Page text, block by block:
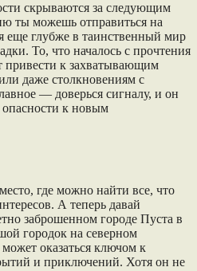
скрываются за следующим
ты можешь отправиться на
еще глубже в таинственный мир
То, что началось с прочтения
привести к захватывающим
даже столкновениям с
— доверься сигналу, и он
опасности к новым
где можно найти все, что
А теперь давай
заброшенном городе Пуста в
городок на северном
оказаться ключом к
и приключений. Хотя он не